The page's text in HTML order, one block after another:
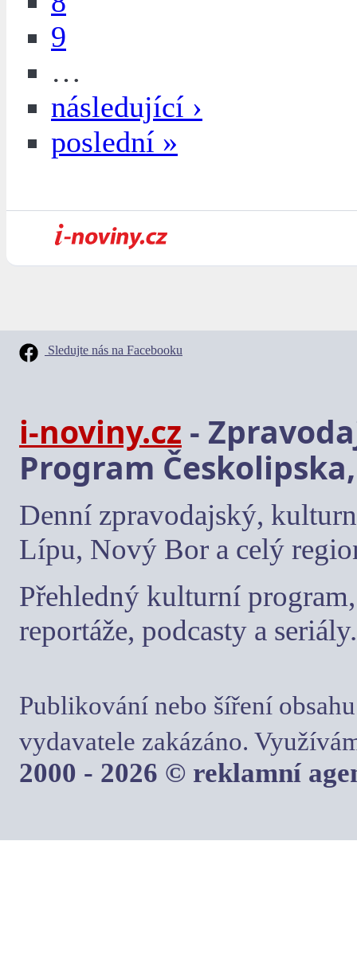
9
…
následující ›
poslední »
Sledujte nás na Facebooku
i-noviny.cz -
Program
Denní zpravodajský,
Lípu, Nový Bor a celý
Přehledný kulturní
reportáže, podcasty a seriály.
Publikování nebo šíření
vydavatele zakázáno.
2000 - 2026 © reklamní